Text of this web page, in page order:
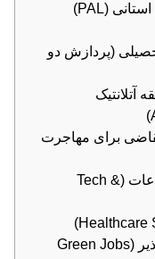
الف. حذف الزامی بودن مجوز تأیید استانی (PAL)
(پردازش دو
آتلانتیک
برای مهاجرت
الف. انقلاب دیجیتال و فناوری اطلاعات (Tech &
ج. مشاغل سبز و انرژی‌های تجدیدپذیر (Green Jobs